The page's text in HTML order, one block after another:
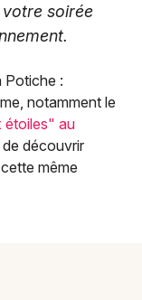
soirée
Potiche :
notamment le
étoiles" au
découvrir
même